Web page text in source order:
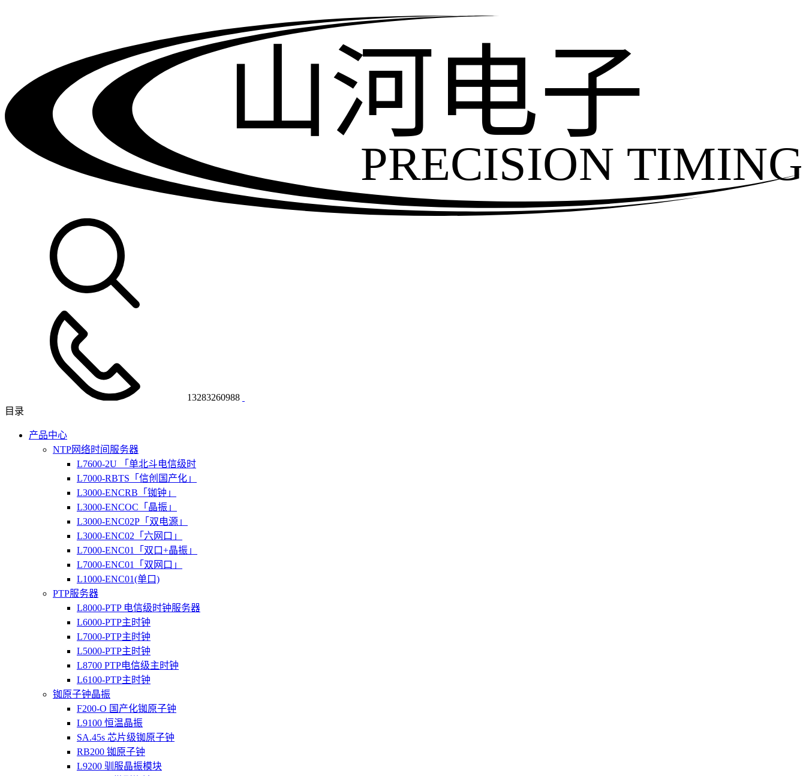
PRECISION TIMING
山河电子
13283260988
目录
产品中心
NTP网络时间服务器
L7600-2U 「单北斗电信级时
L7000-RBTS「信创国产化」
L3000-ENCRB「铷钟」
L3000-ENCOC「晶振」
L3000-ENC02P「双电源」
L3000-ENC02「六网口」
L7000-ENC01「双口+晶振」
L7000-ENC01「双网口」
L1000-ENC01(单口)
PTP服务器
L8000-PTP 电信级时钟服务器
L6000-PTP主时钟
L7000-PTP主时钟
L5000-PTP主时钟
L8700 PTP电信级主时钟
L6100-PTP主时钟
铷原子钟晶振
F200-O 国产化铷原子钟
L9100 恒温晶振
SA.45s 芯片级铷原子钟
RB200 铷原子钟
L9200 驯服晶振模块